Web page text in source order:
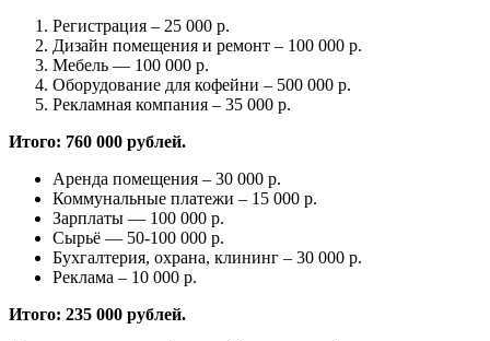
Регистрация – 25 000 р.
Дизайн помещения и ремонт – 100 000 р.
Мебель — 100 000 р.
Оборудование для кофейни – 500 000 р.
Рекламная компания – 35 000 р.
Итого: 760 000 рублей.
Аренда помещения – 30 000 р.
Коммунальные платежи – 15 000 р.
Зарплаты — 100 000 р.
Сырьё — 50-100 000 р.
Бухгалтерия, охрана, клининг – 30 000 р.
Реклама – 10 000 р.
Итого: 235 000 рублей.